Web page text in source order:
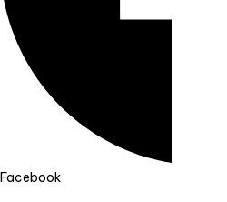
Facebook